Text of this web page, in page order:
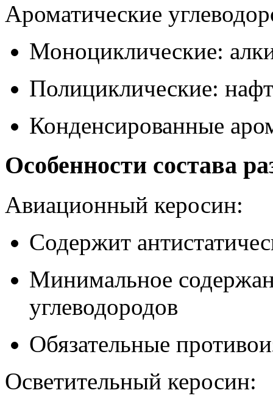
Ароматические
Моноциклические:
Полициклические:
Конденсированные
Особенности состава
Авиационный керосин:
Содержит
Минимальное
углеводородов
Обязательные
Осветительный керосин: